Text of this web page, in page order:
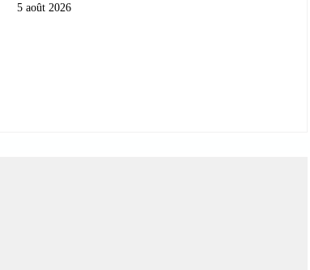
5 août 2026